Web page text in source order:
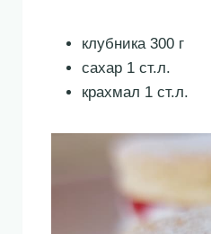
клубника 300 г
сахар 1 ст.л.
крахмал 1 ст.л.